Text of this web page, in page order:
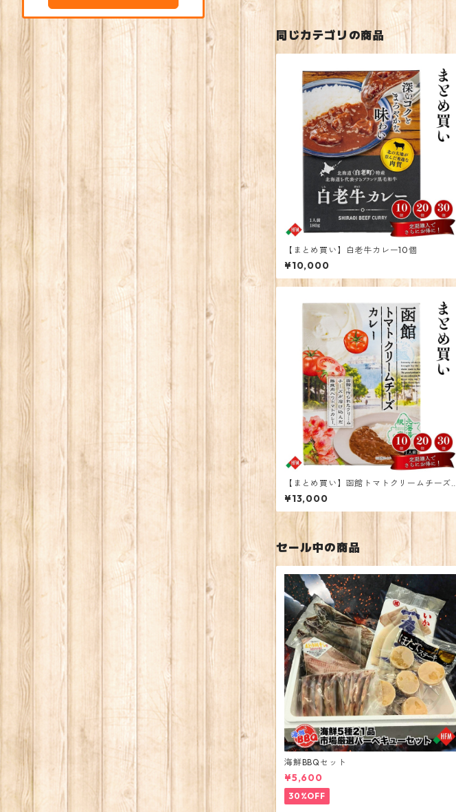
同じカテゴリの商品
【まとめ買い】白老牛カレー10個
¥10,000
【まとめ買い】函館トマトクリームチーズカ
レー20個
¥13,000
セール中の商品
海鮮BBQセット
¥5,600
30%OFF